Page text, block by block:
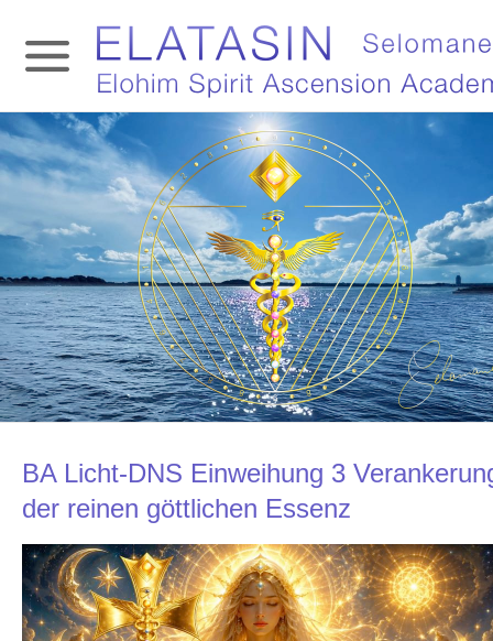
BA Licht-DNS Einweihung 3
der reinen göttlichen Essenz